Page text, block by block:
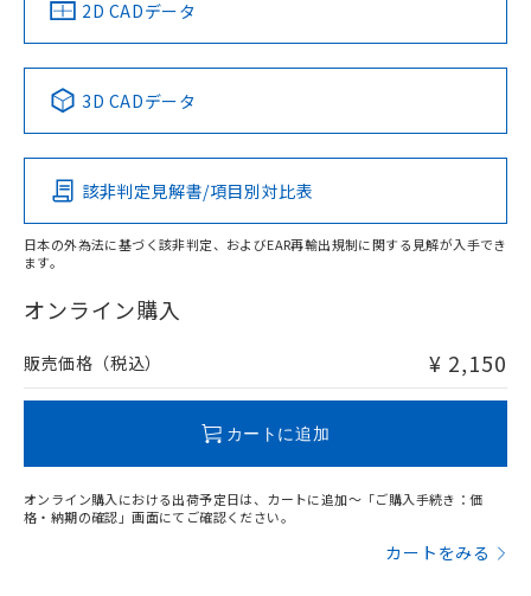
中国 RoHS 注意事項・凡例
Pb Hg Cd Cr(VI)
O
在庫等で未対応品が混在する可能性があります。
問い合わせください。
2D CADデータ
3D CADデータ
該非判定見解書/項目別対比表
日本の外為法に基づく該非判定、およびEAR再輸出規制に関する見解が入手でき
ます。
オンライン購入
販売価格（税込） ¥ 2,150
カートに追加
オンライン購入における出荷予定日は、カートに追加～「ご購入手続き：価
格・納期の確認」画面にてご確認ください。
カートをみる